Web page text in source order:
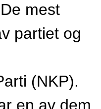
mest
partiet og
(NKP).
en av dem